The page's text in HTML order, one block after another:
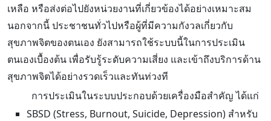
เหลือ หรือส่งต่อไปยังหน่วยงานที่เกี่ยวข้องได้อย่างเหมาะสม
นอกจากนี้ ประชาชนทั่วไปหรือผู้ที่มีความกังวลเกี่ยวกับ
สุขภาพจิตของตนเอง ยังสามารถใช้ระบบนี้ในการประเมิน
ตนเองเบื้องต้น เพื่อรับรู้ระดับความเสี่ยง และเข้าถึงบริการด้าน
สุขภาพจิตได้อย่างรวดเร็วและทันท่วงที
การประเมินในระบบประกอบด้วยเครื่องมือสำคัญ ได้แก่
SBSD (Stress, Burnout, Suicide, Depression) สำหรับ